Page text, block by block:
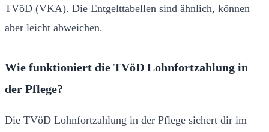
TVöD (VKA). Die Entgelttabellen sind ähnlich, können
aber leicht abweichen.
Wie funktioniert die TVöD Lohnfortzahlung in
der Pflege?
Die TVöD Lohnfortzahlung in der Pflege sichert dir im